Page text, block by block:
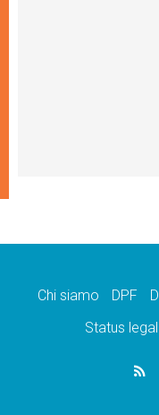
Chi siamo DPF
Status